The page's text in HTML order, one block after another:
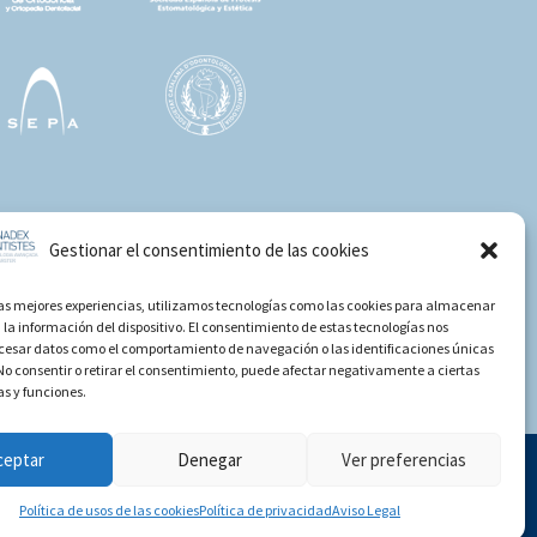
Gestionar el consentimiento de las cookies
mejores experiencias, utilizamos tecnologías como las cookies para almacenar
información del dispositivo. El consentimiento de estas tecnologías nos
datos como el comportamiento de navegación o las identificaciones únicas
consentir o retirar el consentimiento, puede afectar negativamente a ciertas
y funciones.
Denegar Ver preferencias
Política de usos de las cookiesPolítica de privacidadAviso Legal